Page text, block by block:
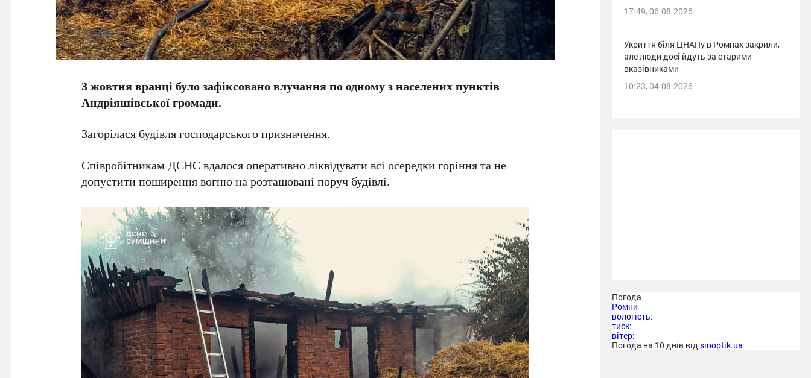
3 жовтня вранці було зафіксовано влучання по одному з населених пунктів
Андріяшівської громади.
Загорілася будівля господарського призначення.
Співробітникам ДСНС вдалося оперативно ліквідувати всі осередки горіння та не
допустити поширення вогню на розташовані поруч будівлі.
17:49, 06.08.2026
Укриття біля ЦНАПу в Ромнах закрили,
але люди досі йдуть за старими
вказівниками
10:23, 04.08.2026
Погода
Ромни
вологість:
тиск:
вітер:
Погода на 10 днів від sinoptik.ua